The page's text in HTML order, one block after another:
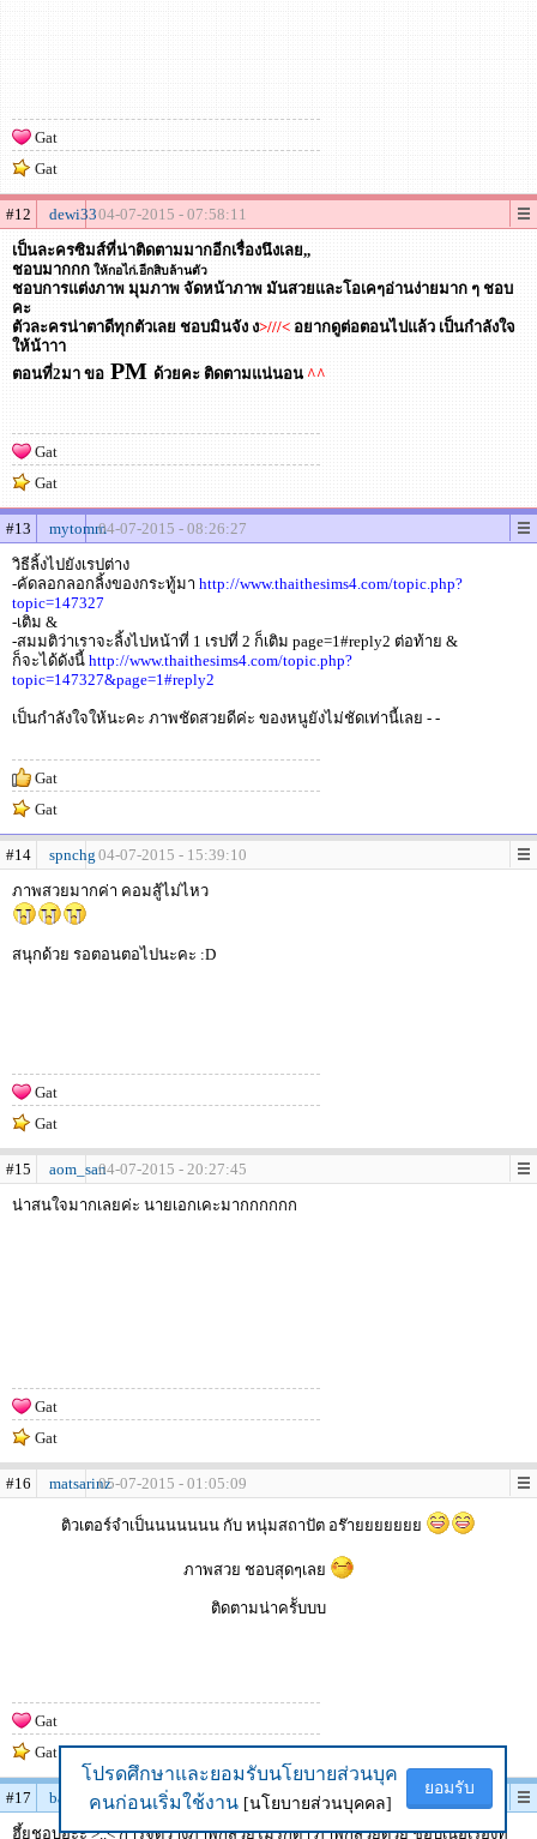
โปรดศึกษาและยอมรับนโยบายส่วนบุค
คนก่อนเริ่มใช้งาน [นโยบายส่วนบุคคล]
ยอมรับ
Gat
Gat
#12 dewi3304-07-2015 - 07:58:11
เป็นละครซิมส์ที่น่าติดตามมากอีกเรื่องนึงเลย,,
ชอบมากกก ให้กอไก่.อีกสิบล้านตัว
ชอบการแต่งภาพ มุมภาพ จัดหน้าภาพ มันสวยและโอเคๆอ่านง่ายมาก ๆ ชอบ
คะ
ตัวละครน่าตาดีทุกตัวเลย ชอบมินจัง ง>///< อยากดูต่อตอนไปแล้ว เป็นกำลังใจ
ให้น้าาา
ตอนที่2มา ขอ PM ด้วยคะ ติดตามแน่นอน ^^
Gat
Gat
#13 mytomm04-07-2015 - 08:26:27
วิธีลิ้งไปยังเรปต่าง
-คัดลอกลอกลิ้งของกระทู้มา http://www.thaithesims4.com/topic.php?
topic=147327
-เติม &
-สมมติว่าเราจะลิ้งไปหน้าที่ 1 เรปที่ 2 ก็เติม page=1#reply2 ต่อท้าย &
ก็จะได้ดังนี้ http://www.thaithesims4.com/topic.php?
topic=147327&page=1#reply2
เป็นกำลังใจให้นะคะ ภาพชัดสวยดีค่ะ ของหนูยังไม่ชัดเท่านี้เลย - -
Gat
Gat
#14 spnchg 04-07-2015 - 15:39:10
ภาพสวยมากค่า คอมสู้ไม่ไหว
สนุกด้วย รอตอนตอไปนะคะ :D
Gat
Gat
#15 aom_san04-07-2015 - 20:27:45
น่าสนใจมากเลยค่ะ นายเอกเคะมากกกกกก
Gat
Gat
#16 matsarinz05-07-2015 - 01:05:09
ติวเตอร์จำเป็นนนนนนน กับ หนุ่มสถาปัต อร๊ายยยยยยย
ภาพสวย ชอบสุดๆเลย
ติดตามน่าครัับบบ
Gat
Gat
#17 bank42n05-07-2015 - 09:56:45
ฮึ้ยชอบอ่ะะ >..< การจัดวางภาพก็สวยไม่รกตา ภาพก็สวยด้วย ชอบเนื้อเรื่องที่
โปรดศึกษาและยอมรับนโยบายส่วนบุค
คนก่อนเริ่มใช้งาน [นโยบายส่วนบุคคล]
ยอมรับ